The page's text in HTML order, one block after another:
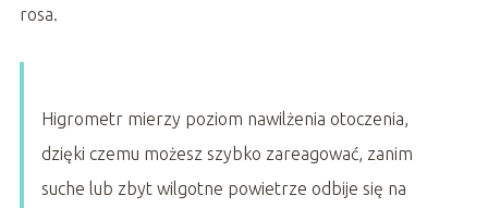
rosa.
Higrometr mierzy poziom nawilżenia otoczenia,
dzięki czemu możesz szybko zareagować, zanim
suche lub zbyt wilgotne powietrze odbije się na